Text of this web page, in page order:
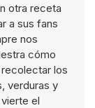
otra receta
a sus fans
nos
cómo
los
verduras y
el